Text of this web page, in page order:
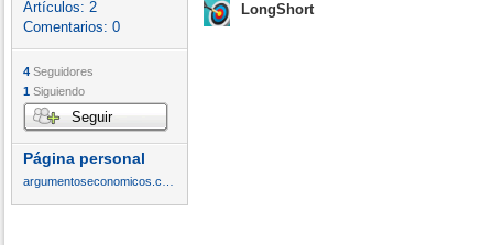
Artículos: 2
Comentarios: 0
4 Seguidores
1 Siguiendo
Seguir
Página personal
LongShort